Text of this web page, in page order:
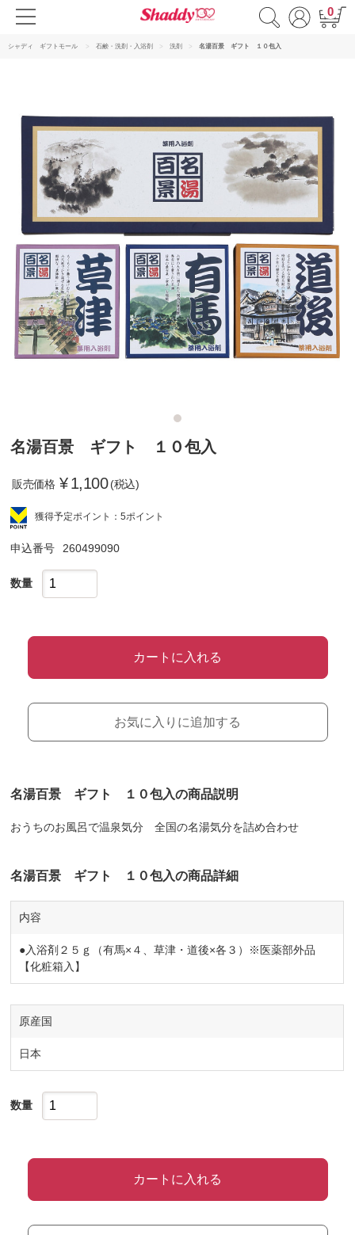
0
シャディ ギフトモール 石鹸・洗剤・入浴剤 洗剤 名湯百景 ギフト １０包入
名湯百景 ギフト １０包入
販売価格 ¥1,100 (税込)
獲得予定ポイント：5ポイント
申込番号 260499090
数量
カートに入れる
お気に入りに追加する
名湯百景 ギフト １０包入の商品説明
おうちのお風呂で温泉気分 全国の名湯気分を詰め合わせ
名湯百景 ギフト １０包入の商品詳細
内容
●入浴剤２５ｇ（有馬×４、草津・道後×各３）※医薬部外品
【化粧箱入】
原産国
日本
数量
カートに入れる